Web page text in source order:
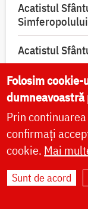
Acatistul
Simferopolului
Acatistul
Acatistul
izbăvitorul de
diavolească
Folosim
dumneavoastră
Prin
confirmați
cookie. Mai
Sunt de acord